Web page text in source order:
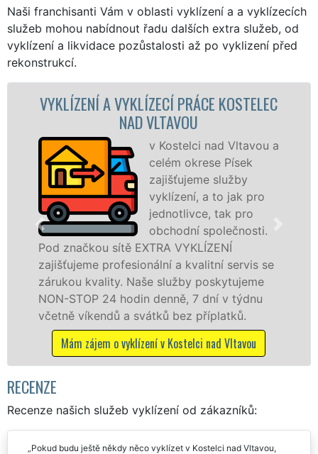
Naši franchisanti Vám v oblasti vyklízení a a vyklízecích
služeb mohou nabídnout řadu dalších extra služeb, od
vyklízení a likvidace pozůstalosti až po vyklizení před
rekonstrukcí.
Vltavou a
jak pro
servis se
v týdnu
VYKLÍZECÍ PRÁCE A SLUŽBY
Společnost EXTRA
VYKLÍZENÍ zajištuje
prostřednictvím
franchisových
levné, přesto
profesionální
v Kostelci nad Vltavou a okolí.
tuto službu jak fyzickým, tak
osobám se zárukou kvalitně
práce, a to NON-STOP bez dalších
Mám zájem o vyklízecí práce v Kostelci
RECENZE
Recenze našich služeb vyklízení od zákazníků:
Pokud budu ještě někdy něco vyklízet v Kostelci nad Vltavou,